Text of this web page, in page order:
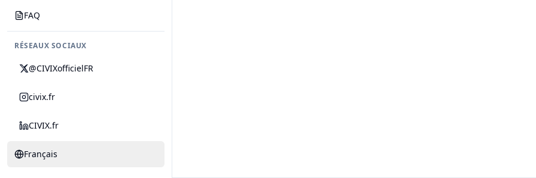
FAQ
RÉSEAUX SOCIAUX
@CIVIXofficielFR
civix.fr
CIVIX.fr
Français